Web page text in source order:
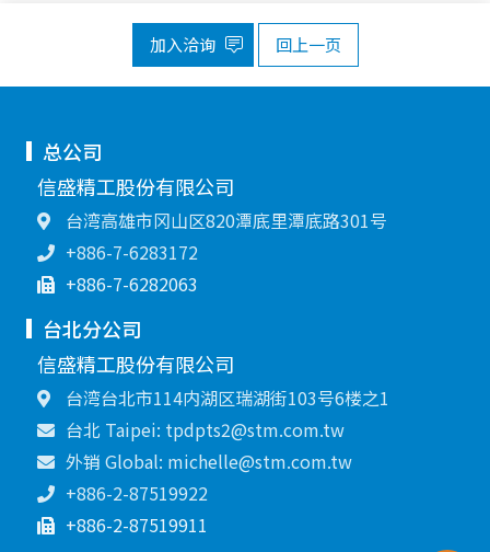
加入洽询 回上一页
总公司
信盛精工股份有限公司
台湾高雄市冈山区820潭底里潭底路301号
+886-7-6283172
+886-7-6282063
台北分公司
信盛精工股份有限公司
台湾台北市114内湖区瑞湖街103号6楼之1
台北 Taipei: tpdpts2@stm.com.tw
外销 Global: michelle@stm.com.tw
+886-2-87519922
+886-2-87519911